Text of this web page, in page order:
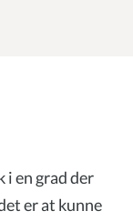
i en grad der
er at kunne